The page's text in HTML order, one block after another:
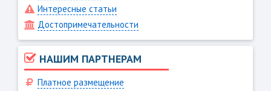
Интересные статьи
Достопримечательности
НАШИМ ПАРТНЕРАМ
Платное размещение